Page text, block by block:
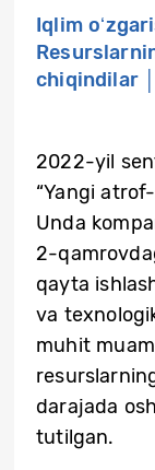
Iqlim
chiqindilar
2022-yil
“Yangi
Unda
2-
qayta
va
muhit
darajada
tutilgan.